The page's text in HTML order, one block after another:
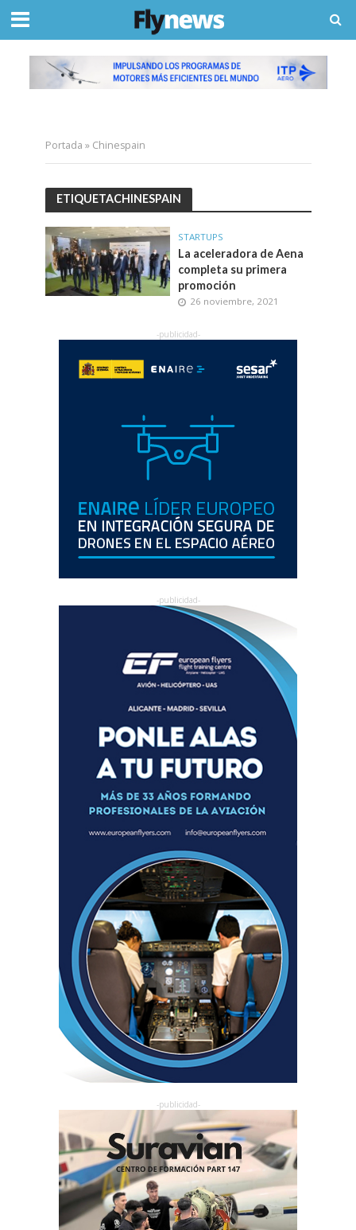
Portada » Chinespain
ETIQUETACHINESPAIN
STARTUPS
La aceleradora de Aena
completa su primera
promoción
26 noviembre, 2021